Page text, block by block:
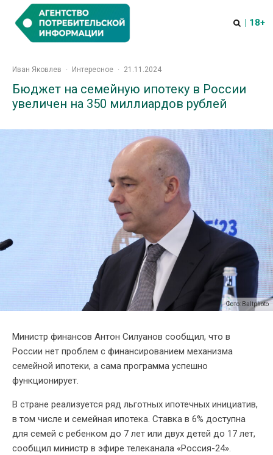
| 18+
Иван Яковлев · Интересное · 21.11.2024
Бюджет на семейную ипотеку в России
увеличен на 350 миллиардов рублей
Фото: Baltphoto
Министр финансов Антон Силуанов сообщил, что в
России нет проблем с финансированием механизма
семейной ипотеки, а сама программа успешно
функционирует.
В стране реализуется ряд льготных ипотечных инициатив,
в том числе и семейная ипотека. Ставка в 6% доступна
для семей c ребенком до 7 лет или двух детей до 17 лет,
сообщил министр в эфире телеканала «Россия-24».